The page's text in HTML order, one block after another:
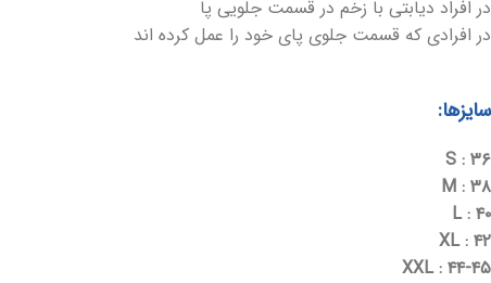
در افراد دیابتی با زخم در قسمت جلویی پا
در افرادی که قسمت جلوی پای خود را عمل کرده اند
سایزها:
S : ۳۶
M : ۳۸
L : ۴۰
XL : ۴۲
XXL : ۴۴-۴۵